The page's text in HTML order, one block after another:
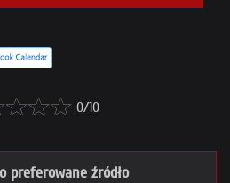
0/10
preferowane źródło